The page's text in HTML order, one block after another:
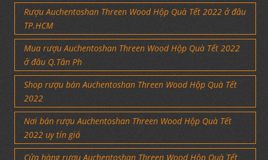
Rượu Auchentoshan Threen Wood Hộp Quà Tết 2022 ở đâu
TP.HCM
Mua rượu Auchentoshan Threen Wood Hộp Quà Tết 2022
ở đâu Q.Tân Ph
Shop rượu bán Auchentoshan Threen Wood Hộp Quà Tết
2022
Nơi bán rượu Auchentoshan Threen Wood Hộp Quà Tết
2022 uy tín giá
Cửa hàng rượu Auchentoshan Threen Wood Hộp Quà Tết